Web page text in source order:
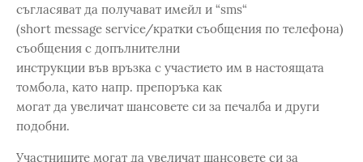
съгласяват да получават имейл и “sms“
(short message service/кратки съобщения по телефона)
съобщения с допълнителни
инструкции във връзка с участието им в настоящата
томбола, като напр. препоръка как
могат да увеличат шансовете си за печалба и други
подобни.
Участниците могат да увеличат шансовете си за